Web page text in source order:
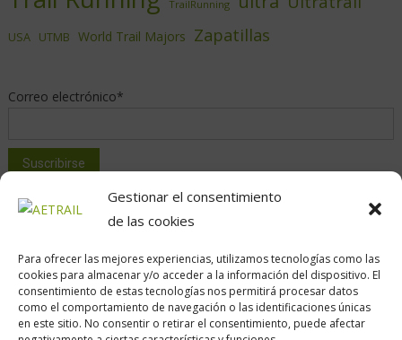
Gestionar el consentimiento
de las cookies
Para ofrecer las mejores experiencias, utilizamos tecnologías como las
cookies para almacenar y/o acceder a la información del dispositivo. El
consentimiento de estas tecnologías nos permitirá procesar datos
como el comportamiento de navegación o las identificaciones únicas
en este sitio. No consentir o retirar el consentimiento, puede afectar
TrailRunning
USA UTMB World Trail Majors Zapatillas
Correo electrónico*
Calle Daoiz, 12, Madrid